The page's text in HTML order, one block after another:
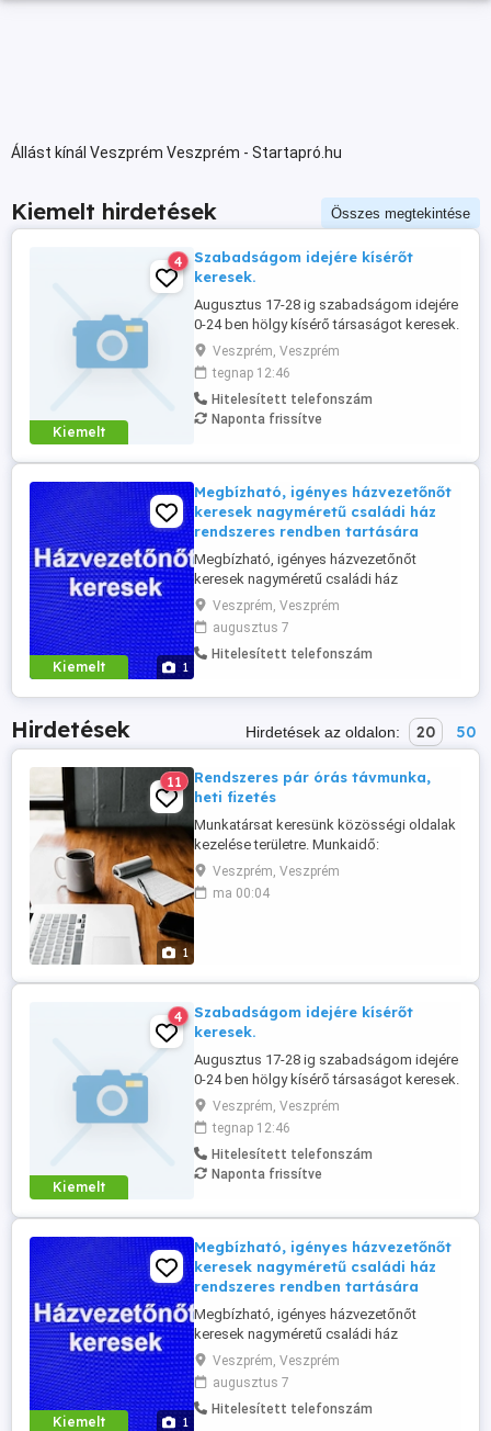
Állást kínál Veszprém Veszprém - Startapró.hu
Kiemelt hirdetések Összes megtekintése
Kiemelt
4
Szabadságom idejére kísérőt
keresek.
Augusztus 17-28 ig szabadságom idejére
0-24 ben hölgy kísérő társaságot keresek.
Veszprém, Veszprém
tegnap 12:46
Hitelesített telefonszám
Naponta frissítve
Kiemelt 1
Megbízható, igényes házvezetőnőt
keresek nagyméretű családi ház
rendszeres rendben tartására
Megbízható, igényes házvezetőnőt
keresek nagyméretű családi ház
takarítására, rendszeres rendben
tartására. Lakhatás megoldható.
Jelentkezést önéletrajzzal vagy rövid,
bemutatkozással várok.
Veszprém, Veszprém
augusztus 7
Hitelesített telefonszám
Hirdetések Hirdetések az oldalon: 20 50
1
11
Rendszeres pár órás távmunka,
heti fizetés
Munkatársat keresünk közösségi oldalak
kezelése területre. Munkaidő:
részmunkaidős vagy alkalmi. Fizetés:
alkuképes. A munkavégzés helye:
távmunka. Munkaidő: heti 2 - 20 óra.
Nem kell: vállalkozói ...
Veszprém, Veszprém
ma 00:04
Kiemelt
4
Szabadságom idejére kísérőt
keresek.
Augusztus 17-28 ig szabadságom idejére
0-24 ben hölgy kísérő társaságot keresek.
Veszprém, Veszprém
tegnap 12:46
Hitelesített telefonszám
Naponta frissítve
Kiemelt 1
Megbízható, igényes házvezetőnőt
keresek nagyméretű családi ház
rendszeres rendben tartására
Megbízható, igényes házvezetőnőt
keresek nagyméretű családi ház
takarítására, rendszeres rendben
tartására. Lakhatás megoldható.
Jelentkezést önéletrajzzal vagy rövid,
bemutatkozással várok.
Veszprém, Veszprém
augusztus 7
Hitelesített telefonszám